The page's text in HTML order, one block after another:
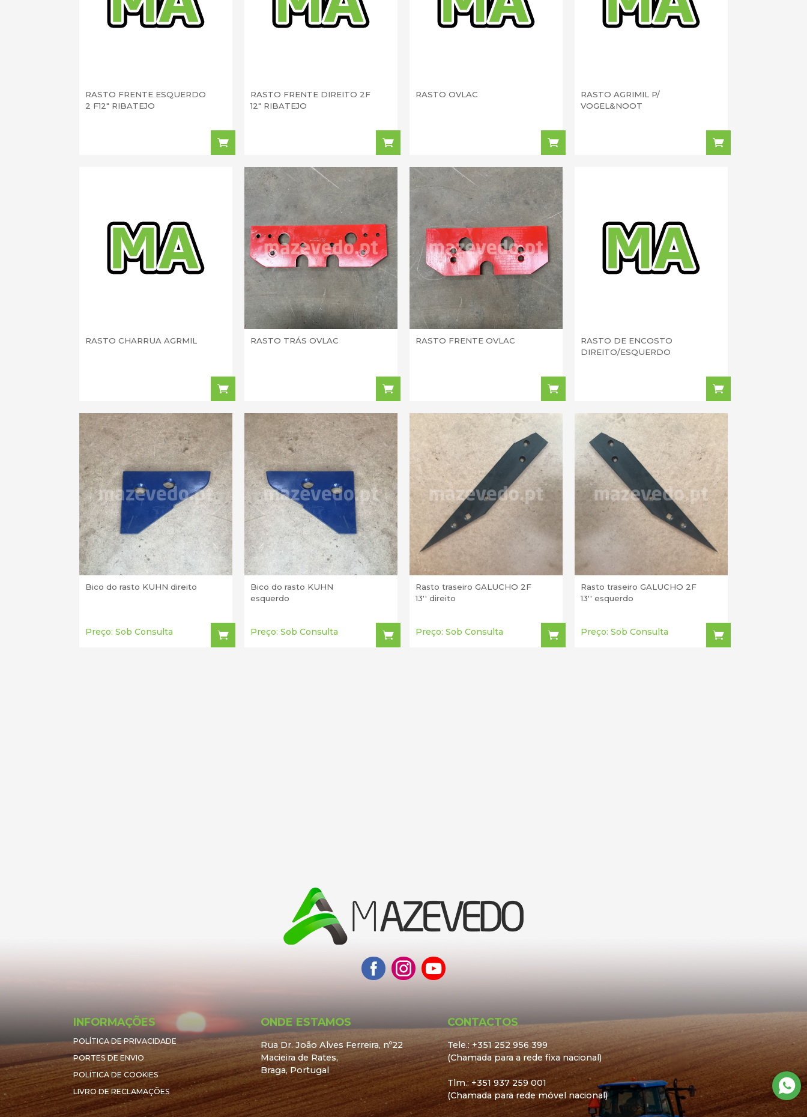
RASTO FRENTE ESQUERDO
2 F12" RIBATEJO
RASTO FRENTE DIREITO 2F
12" RIBATEJO
RASTO OVLAC
RASTO AGRIMIL P/
VOGEL&NOOT
RASTO CHARRUA AGRMIL RASTO TRÁS OVLAC RASTO FRENTE OVLAC
RASTO DE ENCOSTO
DIREITO/ESQUERDO
Bico do rasto KUHN direito
Preço: Sob Consulta
Bico do rasto KUHN
esquerdo
Preço: Sob Consulta
Rasto traseiro GALUCHO 2F
13'' direito
Preço: Sob Consulta
Rasto traseiro GALUCHO 2F
13'' esquerdo
Preço: Sob Consulta
INFORMAÇÕES
POLÍTICA DE PRIVACIDADE
PORTES DE ENVIO
POLÍTICA DE COOKIES
LIVRO DE RECLAMAÇÕES
ONDE ESTAMOS
Rua Dr. João Alves Ferreira, nº22
Macieira de Rates,
Braga, Portugal
CONTACTOS
Tele.: +351 252 956 399
(Chamada para a rede fixa nacional)
Tlm.: +351 937 259 001
(Chamada para rede móvel nacional)